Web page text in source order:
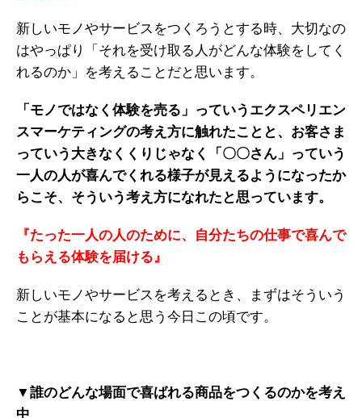
新しいモノやサービスをつくろうとする時、大切なの
はやっぱり「それを受け取る人がどんな体験をしてく
れるのか」を考えることだと思います。
「モノではなく体験を売る」っていうエクスペリエン
スマーケティングの考え方に触れたことと、お客さま
っていう大きなくくりじゃなく「〇〇さん」っていう
一人の人が喜んでくれる様子が見えるようになったか
らこそ、そういう考え方になれたと思っています。
『たった一人の人のために、自分たちの仕事で喜んで
もらえる体験を届ける』
新しいモノやサービスを考えるとき、まずはそういう
ことが基本になると思う今日この頃です。
▼誰のどんな場面で喜ばれる商品をつくるのかを考え
中